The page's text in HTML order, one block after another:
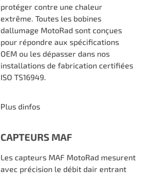
protéger contre une chaleur
extrême. Toutes les bobines
dallumage MotoRad sont conçues
pour répondre aux spécifications
OEM ou les dépasser dans nos
installations de fabrication certifiées
ISO TS16949.
Plus dinfos
CAPTEURS MAF
Les capteurs MAF MotoRad mesurent
avec précision le débit dair entrant